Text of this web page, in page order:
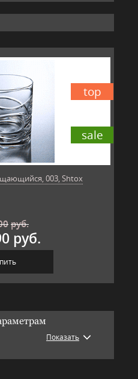
sale
top
003, Shtox
руб.
руб.
Показать